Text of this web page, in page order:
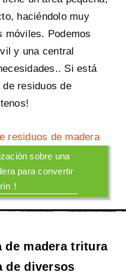
haciéndolo muy
móviles. Podemos
y una central
Si está
residuos de
sobre una
para convertir
！
de madera tritura
de diversos